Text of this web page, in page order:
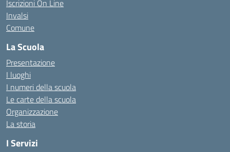
Iscrizioni On Line
Invalsi
Comune
La Scuola
Presentazione
I luoghi
I numeri della scuola
Le carte della scuola
Organizzazione
La storia
I Servizi